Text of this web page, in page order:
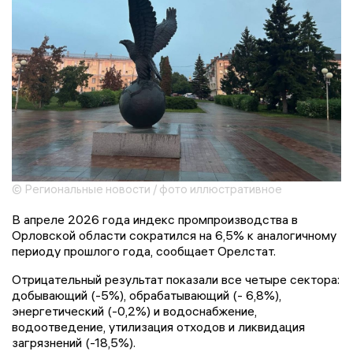
© Региональные новости / фото иллюстративное
В апреле 2026 года индекс промпроизводства в
Орловской области сократился на 6,5% к аналогичному
периоду прошлого года, сообщает Орелстат.
Отрицательный результат показали все четыре сектора:
добывающий (-5%), обрабатывающий (- 6,8%),
энергетический (-0,2%) и водоснабжение,
водоотведение, утилизация отходов и ликвидация
загрязнений (-18,5%).